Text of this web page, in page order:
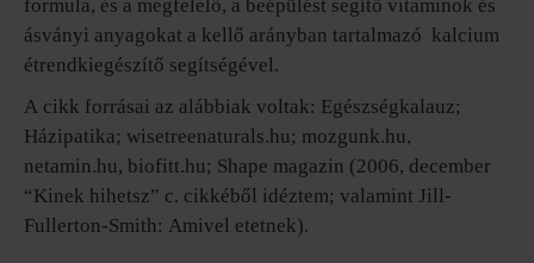
formula, és a megfelelő, a beépülést segítő vitaminok és
ásványi anyagokat a kellő arányban tartalmazó kalcium
étrendkiegészítő segítségével.
A cikk forrásai az alábbiak voltak: Egészségkalauz;
Házipatika; wisetreenaturals.hu; mozgunk.hu,
netamin.hu, biofitt.hu; Shape magazin (2006, december
“Kinek hihetsz” c. cikkéből idéztem; valamint Jill-
Fullerton-Smith: Amivel etetnek).